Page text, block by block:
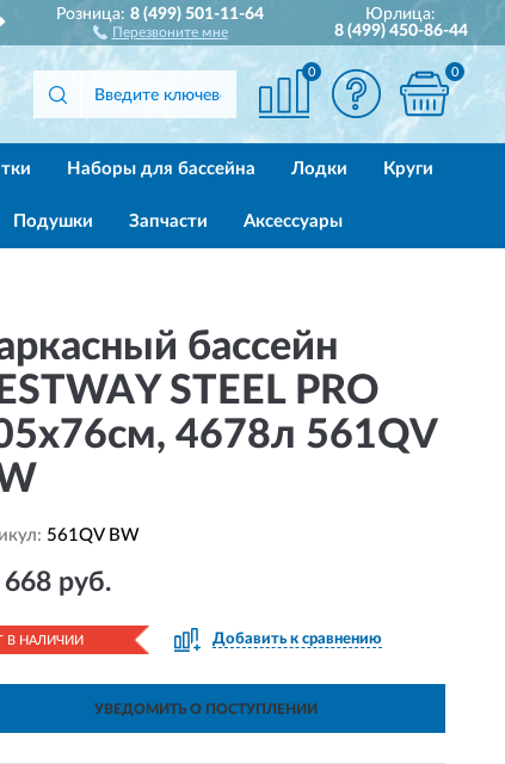
ПОЛНЫЙ
Розница:8 (499) 501-11-64
Перезвоните мне
Юрлица:
8 (499) 450-86-44
0 0
Наборы для бассейна Лодки Круги
Подушки Запчасти Аксессуары
бассейн
STEEL PRO
4678л 561QV
561QV BW
668 руб.
В НАЛИЧИИ Добавить к сравнению
УВЕДОМИТЬ О ПОСТУПЛЕНИИ